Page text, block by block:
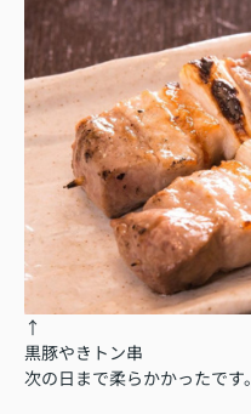
↑
黒豚やきトン串
次の日まで柔らかかったです。